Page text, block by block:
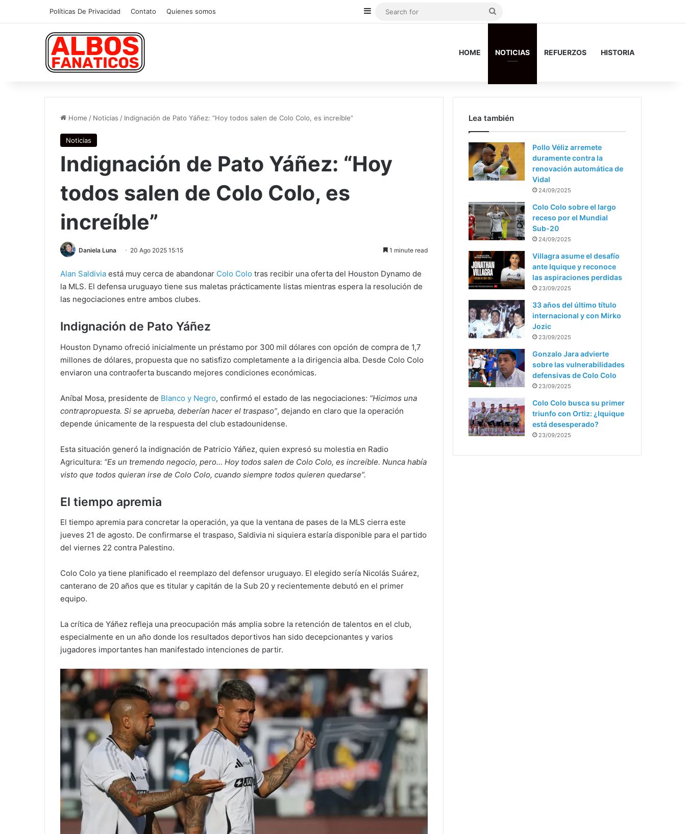
Políticas De Privacidad Contato Quienes somos Sidebar
HOME NOTICIAS REFUERZOS HISTORIA
Home / Noticias / Indignación de Pato Yáñez: “Hoy todos salen de Colo Colo, es increíble”
Noticias
Indignación de Pato Yáñez: “Hoy
todos salen de Colo Colo, es
increíble”
Daniela Luna 20 Ago 2025 15:15 1 minute read
Alan Saldivia está muy cerca de abandonar Colo Colo tras recibir una oferta del Houston Dynamo de
la MLS. El defensa uruguayo tiene sus maletas prácticamente listas mientras espera la resolución de
las negociaciones entre ambos clubes.
Indignación de Pato Yáñez
Houston Dynamo ofreció inicialmente un préstamo por 300 mil dólares con opción de compra de 1,7
millones de dólares, propuesta que no satisfizo completamente a la dirigencia alba. Desde Colo Colo
enviaron una contraoferta buscando mejores condiciones económicas.
Aníbal Mosa, presidente de Blanco y Negro, confirmó el estado de las negociaciones: “Hicimos una
contrapropuesta. Si se aprueba, deberían hacer el traspaso”, dejando en claro que la operación
depende únicamente de la respuesta del club estadounidense.
Esta situación generó la indignación de Patricio Yáñez, quien expresó su molestia en Radio
Agricultura: “Es un tremendo negocio, pero… Hoy todos salen de Colo Colo, es increíble. Nunca había
visto que todos quieran irse de Colo Colo, cuando siempre todos quieren quedarse”.
El tiempo apremia
El tiempo apremia para concretar la operación, ya que la ventana de pases de la MLS cierra este
jueves 21 de agosto. De confirmarse el traspaso, Saldivia ni siquiera estaría disponible para el partido
del viernes 22 contra Palestino.
Colo Colo ya tiene planificado el reemplazo del defensor uruguayo. El elegido sería Nicolás Suárez,
canterano de 20 años que es titular y capitán de la Sub 20 y recientemente debutó en el primer
equipo.
La crítica de Yáñez refleja una preocupación más amplia sobre la retención de talentos en el club,
especialmente en un año donde los resultados deportivos han sido decepcionantes y varios
jugadores importantes han manifestado intenciones de partir.
Lea también
Pollo Véliz arremete
duramente contra la
renovación automática de
Vidal
24/09/2025
Colo Colo sobre el largo
receso por el Mundial
Sub-20
24/09/2025
Villagra asume el desafío
ante Iquique y reconoce
las aspiraciones perdidas
23/09/2025
33 años del último título
internacional y con Mirko
Jozic
23/09/2025
Gonzalo Jara advierte
sobre las vulnerabilidades
defensivas de Colo Colo
23/09/2025
Colo Colo busca su primer
triunfo con Ortiz: ¿Iquique
está desesperado?
23/09/2025